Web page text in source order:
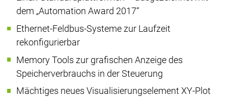
dem „Automation Award 2017“
Ethernet-Feldbus-Systeme zur Laufzeit
rekonfigurierbar
Memory Tools zur grafischen Anzeige des
Speicherverbrauchs in der Steuerung
Mächtiges neues Visualisierungselement XY-Plot